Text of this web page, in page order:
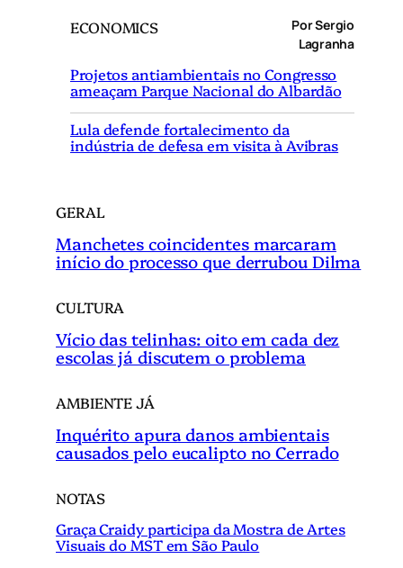
ECONOMICS
Por Sergio
Lagranha
Projetos antiambientais no Congresso
ameaçam Parque Nacional do Albardão
Lula defende fortalecimento da
indústria de defesa em visita à Avibras
GERAL
Manchetes coincidentes marcaram
início do processo que derrubou Dilma
CULTURA
Vício das telinhas: oito em cada dez
escolas já discutem o problema
AMBIENTE JÁ
Inquérito apura danos ambientais
causados pelo eucalipto no Cerrado
NOTAS
Graça Craidy participa da Mostra de Artes
Visuais do MST em São Paulo